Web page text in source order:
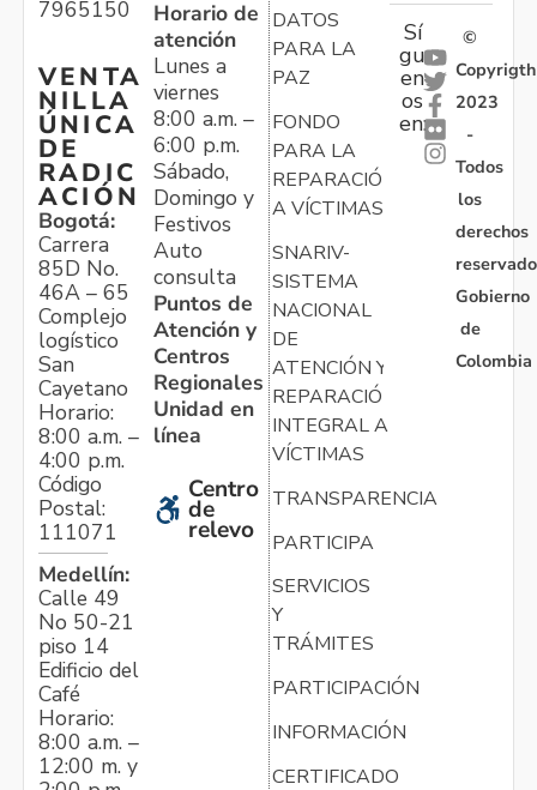
7965150
VENTA
NILLA
ÚNICA
DE
RADIC
ACIÓN
Bogotá:
Carrera
85D No.
46A – 65
Complejo
logístico
San
Cayetano
Horario:
8:00 a.m. –
4:00 p.m.
Código
Postal:
111071
Medellín:
Calle 49
No 50-21
piso 14
Edificio del
Café
Horario:
8:00 a.m. –
12:00 m. y
Horario de
atención
Lunes a
viernes
8:00 a.m. –
6:00 p.m.
Sábado,
Domingo y
Festivos
Auto
consulta
Puntos de
Atención y
Centros
Regionales
Unidad en
línea
Centro
de
relevo
DATOS
PARA LA
PAZ
FONDO
PARA LA
REPARACIÓN
A VÍCTIMAS
SNARIV-
SISTEMA
NACIONAL
DE
ATENCIÓN Y
REPARACIÓN
INTEGRAL A
VÍCTIMAS
TRANSPARENCIA
PARTICIPA
SERVICIOS
Y
TRÁMITES
PARTICIPACIÓN
INFORMACIÓN
CERTIFICADO
Sí
gu
en
os
en:
©
Copyrigth
2023
-
Todos
los
derechos
Gobierno
de
Colombia